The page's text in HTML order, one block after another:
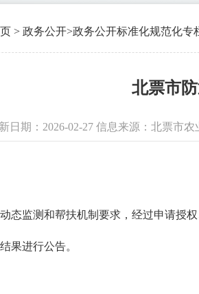
> 政务公开>政务公开标准化规范化专
北票市
日期：2026-02-27 信息来源：北票市
态监测和帮扶机制要求，经过申请授
果进行公告。